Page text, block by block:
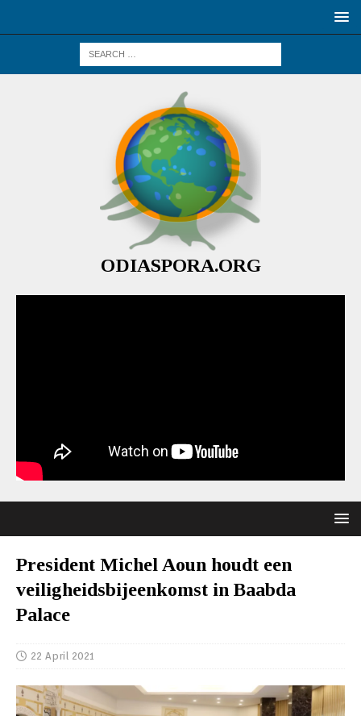
ODIASPORA.ORG
President Michel Aoun houdt een
veiligheidsbijeenkomst in Baabda
Palace
22 April 2021